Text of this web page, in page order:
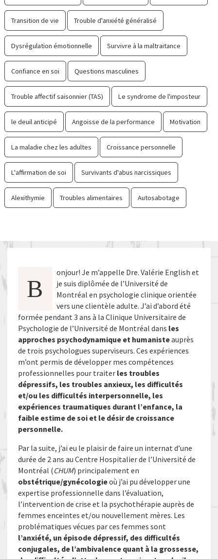
Transition de vie Trouble d'anxiété généralisé
Dysrégulation émotionnelle Survivre à la maltraitance
Confiance en soi Questions masculines
Trouble affectif saisonnier (TAS) Le syndrome de l'imposteur
le deuil anticipé Angoisse de la performance Motivation
La maladie chez les adultes Croissance personnelle
L'affirmation de soi Survivants d'abus narcissiques
Alexithymie Troubles alimentaires Autosabotage
B
onjour! Je m’appelle Dre. Valérie English et
je suis diplômée de l’Université de
Montréal en psychologie clinique orientée
vers une clientèle adulte. J’ai d’abord été
formée pendant 3 ans à la Clinique Universitaire de
Psychologie de l’Université de Montréal dans les
approches psychodynamique et humanisteauprès
de trois psychologues superviseurs. Ces expériences
m’ont permis de développer mes compétences
professionnelles pour traiter les troubles
dépressifs, les troubles anxieux, les difficultés
et/ou les difficultés interpersonnelle, les
expériences traumatiques durant l’enfance, la
faible estime de soi et le désir de croissance
personnelle.
Par la suite, j’ai eu le plaisir de faire un internat d’une
durée de 2 ans au Centre Hospitalier de l’Université de
Montréal (CHUM) principalement en
obstétrique/gynécologieoù j’ai pu développer une
expertise professionnelle dans l’évaluation,
l’intervention de crise et la psychothérapie auprès de
femmes enceintes et/ou nouvellement mères. Les
problématiques vécues par ces femmes sont
l’anxiété, un épisode dépressif, des difficultés
conjugales, de l’ambivalence quant à la grossesse,